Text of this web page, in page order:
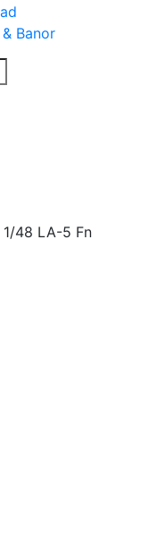
Banor
1/48 LA-5 Fn